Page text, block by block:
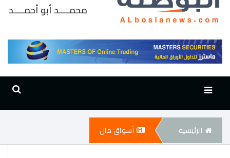
محمــــد أبو أحمــــد
الرئيسيه أسواق مال